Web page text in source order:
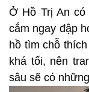
Ở Hồ Trị An
cắm ngay đập
hồ tìm chỗ
khá tối, nên
sâu sẽ có